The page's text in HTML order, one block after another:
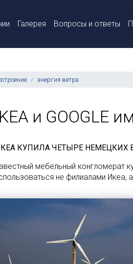
Галерея Вопросы и ответы
энергия ветра
и GOOGLE
КУПИЛА ЧЕТЫРЕ НЕМЕЦКИХ
мебельный конгломерат
не филиалами Икеа,